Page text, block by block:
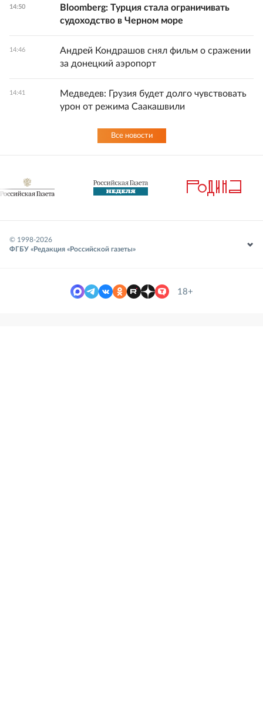
14:50
Bloomberg: Турция стала ограничивать
судоходство в Черном море
14:46
Андрей Кондрашов снял фильм о сражении
за донецкий аэропорт
14:41
Медведев: Грузия будет долго чувствовать
урон от режима Саакашвили
Все новости
© 1998-2026
ФГБУ «Редакция «Российской газеты»
18+